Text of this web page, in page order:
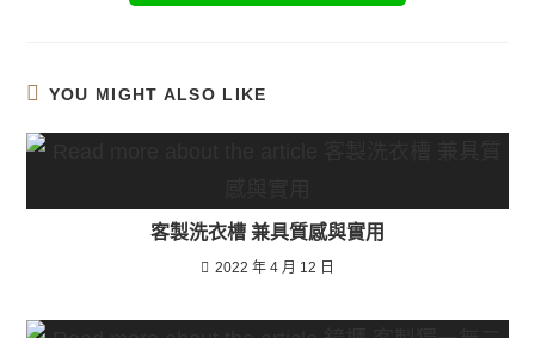
YOU MIGHT ALSO LIKE
客製洗衣槽 兼具質感與實用
2022 年 4 月 12 日